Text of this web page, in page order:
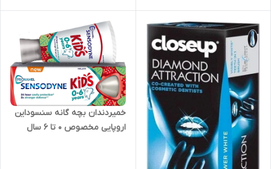
خمیردندان بچه گانه سنسوداین
اروپایی مخصوص 0 تا 6 سال